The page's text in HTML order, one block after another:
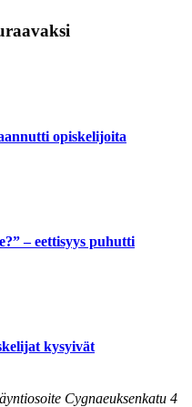
opiskelijoita
– eettisyys puhutti
kysyivät
Cygnaeuksenkatu 4